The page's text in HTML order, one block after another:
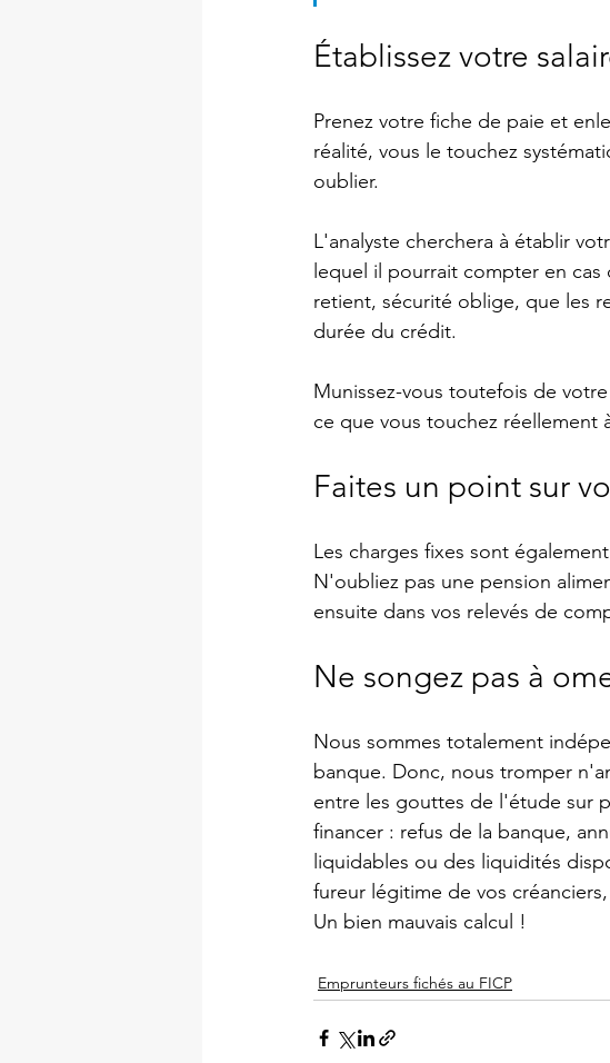
Établissez votre
Prenez votre fiche de paie et
réalité, vous le touchez
oublier.
L'analyste cherchera à établir
lequel il pourrait compter en
retient, sécurité oblige, que les
durée du crédit.
Munissez-vous toutefois de
ce que vous touchez réellement
Faites un point sur
Les charges fixes sont
N'oubliez pas une pension
ensuite dans vos relevés de
Ne songez pas à
Nous sommes totalement
banque. Donc, nous tromper
entre les gouttes de l'étude sur
financer : refus de la banque,
liquidables ou des liquidités
fureur légitime de vos
Un bien mauvais calcul !
Emprunteurs fichés au FICP